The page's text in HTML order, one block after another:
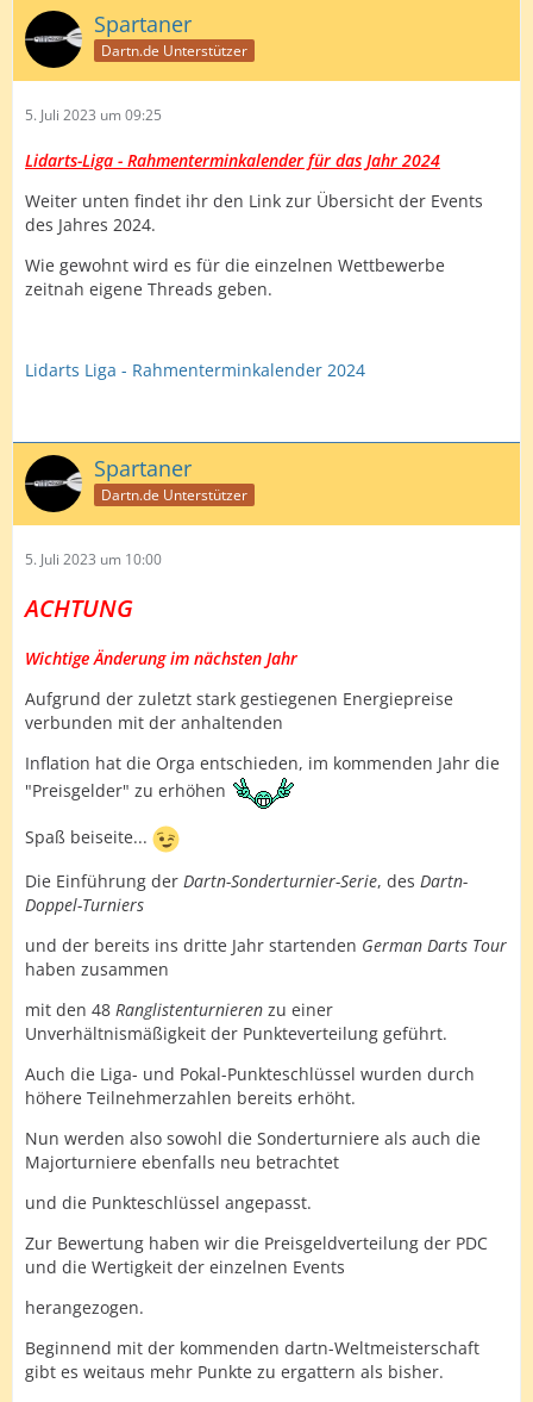
Spartaner
Dartn.de Unterstützer
5. Juli 2023 um 09:25
Lidarts-Liga - Rahmenterminkalender für das Jahr 2024
Weiter unten findet ihr den Link zur Übersicht der Events
des Jahres 2024.
Wie gewohnt wird es für die einzelnen Wettbewerbe
zeitnah eigene Threads geben.
Lidarts Liga - Rahmenterminkalender 2024
Spartaner
Dartn.de Unterstützer
5. Juli 2023 um 10:00
ACHTUNG
Wichtige Änderung im nächsten Jahr
Aufgrund der zuletzt stark gestiegenen Energiepreise
verbunden mit der anhaltenden
Inflation hat die Orga entschieden, im kommenden Jahr die
"Preisgelder" zu erhöhen
Spaß beiseite...
Die Einführung der Dartn-Sonderturnier-Serie, des Dartn-
Doppel-Turniers
und der bereits ins dritte Jahr startenden German Darts Tour
haben zusammen
mit den 48 Ranglistenturnieren zu einer
Unverhältnismäßigkeit der Punkteverteilung geführt.
Auch die Liga- und Pokal-Punkteschlüssel wurden durch
höhere Teilnehmerzahlen bereits erhöht.
Nun werden also sowohl die Sonderturniere als auch die
Majorturniere ebenfalls neu betrachtet
und die Punkteschlüssel angepasst.
Zur Bewertung haben wir die Preisgeldverteilung der PDC
und die Wertigkeit der einzelnen Events
herangezogen.
Beginnend mit der kommenden dartn-Weltmeisterschaft
gibt es weitaus mehr Punkte zu ergattern als bisher.